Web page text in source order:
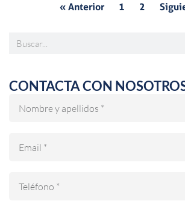
« Anterior 1 2
Buscar
CONTACTA CON